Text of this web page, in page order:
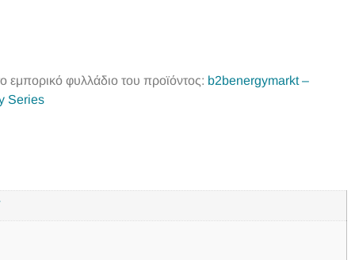
εμπορικό φυλλάδιο του προϊόντος: b2benergymarkt –
Series